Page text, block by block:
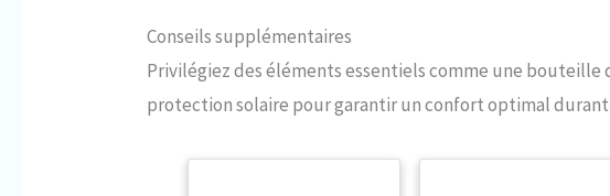
Conseils supplémentaires
Privilégiez des éléments essentiels comme une bouteille
protection solaire pour garantir un confort optimal durant